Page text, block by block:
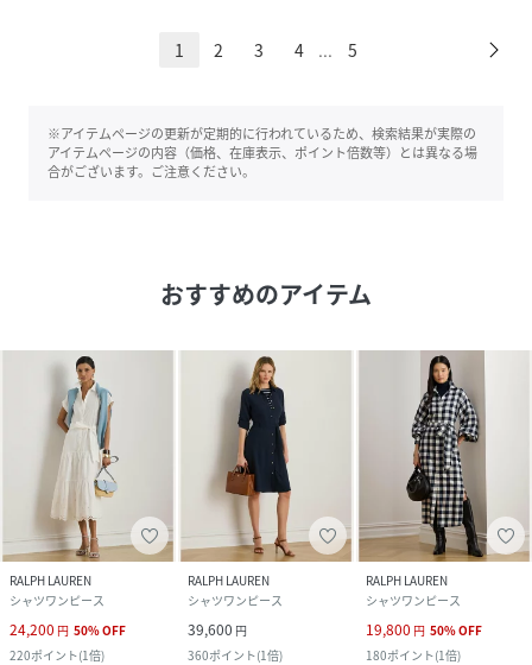
1 2 3 4 ... 5
※アイテムページの更新が定期的に行われているため、検索結果が実際の
アイテムページの内容（価格、在庫表示、ポイント倍数等）とは異なる場
合がございます。ご注意ください。
おすすめのアイテム
RALPH LAUREN
シャツワンピース
24,200 円 50%OFF
220ポイント(1倍)
RALPH LAUREN
シャツワンピース
39,600 円
360ポイント(1倍)
RALPH LAUREN
シャツワンピース
19,800 円 50%OFF
180ポイント(1倍)